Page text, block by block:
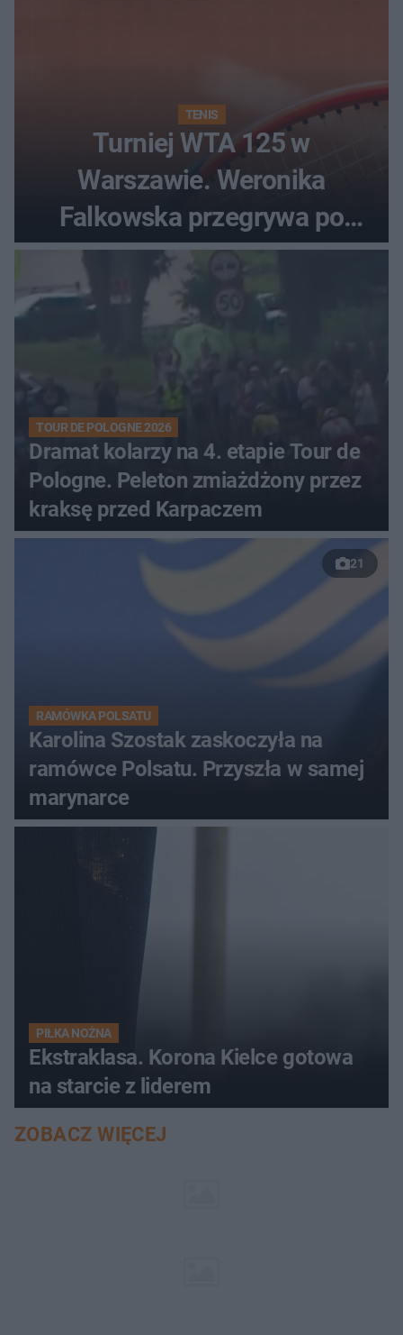
TENIS
Turniej WTA 125 w
Warszawie. Weronika
Falkowska przegrywa po
zaciętym boju
TOUR DE POLOGNE 2026
Dramat kolarzy na 4. etapie Tour de
Pologne. Peleton zmiażdżony przez
kraksę przed Karpaczem
21
RAMÓWKA POLSATU
Karolina Szostak zaskoczyła na
ramówce Polsatu. Przyszła w samej
marynarce
PIŁKA NOŻNA
Ekstraklasa. Korona Kielce gotowa
na starcie z liderem
ZOBACZ WIĘCEJ